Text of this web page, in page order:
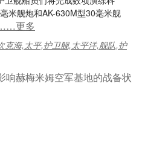
米舰炮和AK-630M型30毫米舰
更多
克海,太平,护卫舰,太平洋,舰队,护